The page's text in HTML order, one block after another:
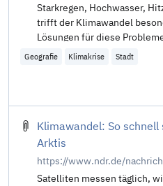
Starkregen, Hochwasser,
trifft der Klimawandel
Lösungen für diese
Geografie Klimakrise Stadt
Klimawandel: So
Arktis
Satelliten messen täglich,